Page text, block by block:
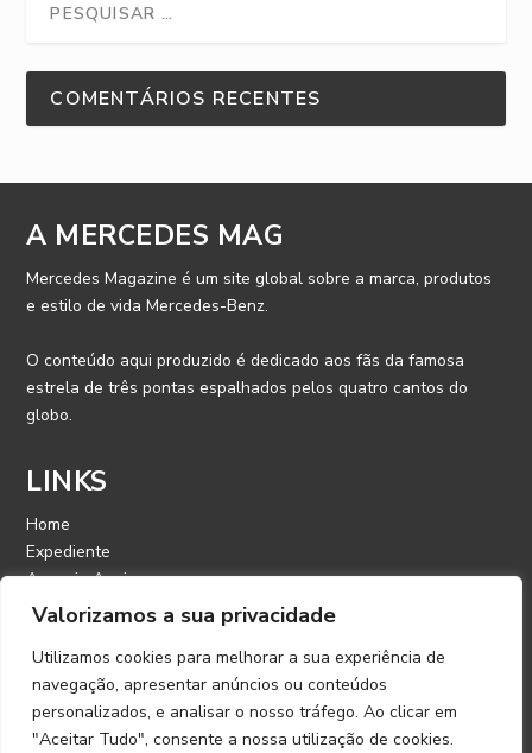
Valorizamos a sua privacidade
Utilizamos cookies para melhorar a sua experiência de
navegação, apresentar anúncios ou conteúdos
personalizados, e analisar o nosso tráfego. Ao clicar em
"Aceitar Tudo", consente a nossa utilização de cookies.
COMENTÁRIOS RECENTES
A MERCEDES MAG
Mercedes Magazine é um site global sobre a marca, produtos
e estilo de vida Mercedes-Benz.
O conteúdo aqui produzido é dedicado aos fãs da famosa
estrela de três pontas espalhados pelos quatro cantos do
globo.
LINKS
Home
Expediente
Anuncie Aqui
Contato
CONTATO
E-mail: contato@mercedesmagazine.com.br